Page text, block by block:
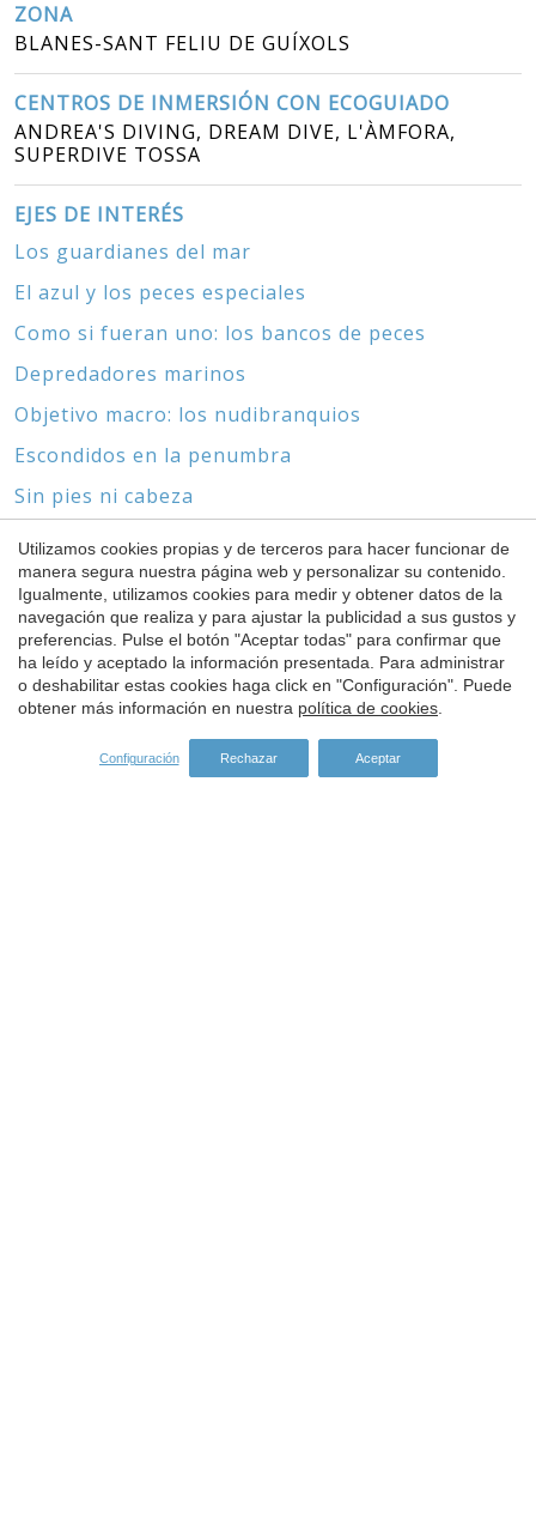
ZONA
BLANES-SANT FELIU DE GUÍXOLS
CENTROS DE INMERSIÓN CON ECOGUIADO
ANDREA'S DIVING, DREAM DIVE, L'ÀMFORA,
SUPERDIVE TOSSA
EJES DE INTERÉS
Los guardianes del mar
El azul y los peces especiales
Como si fueran uno: los bancos de peces
Depredadores marinos
Objetivo macro: los nudibranquios
Escondidos en la penumbra
Sin pies ni cabeza
El mundo de las gorgonias y los corales
SPONSORS
Utilizamos cookies propias y de terceros para hacer funcionar de
manera segura nuestra página web y personalizar su contenido.
Igualmente, utilizamos cookies para medir y obtener datos de la
navegación que realiza y para ajustar la publicidad a sus gustos y
preferencias. Pulse el botón "Aceptar todas" para confirmar que
ha leído y aceptado la información presentada. Para administrar
o deshabilitar estas cookies haga click en "Configuración". Puede
obtener más información en nuestra política de cookies.
Configuración Rechazar Aceptar
Guardar configuración Aceptar todas